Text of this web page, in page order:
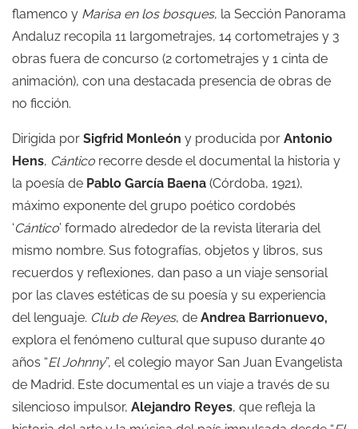
flamenco y Marisa en los bosques, la Sección Panorama
Andaluz recopila 11 largometrajes, 14 cortometrajes y 3
obras fuera de concurso (2 cortometrajes y 1 cinta de
animación), con una destacada presencia de obras de
no ficción.
Dirigida por Sigfrid Monleón y producida por Antonio
Hens, Cántico recorre desde el documental la historia y
la poesía de Pablo García Baena (Córdoba, 1921),
máximo exponente del grupo poético cordobés
‘Cántico’ formado alrededor de la revista literaria del
mismo nombre. Sus fotografías, objetos y libros, sus
recuerdos y reflexiones, dan paso a un viaje sensorial
por las claves estéticas de su poesía y su experiencia
del lenguaje. Club de Reyes, de Andrea Barrionuevo,
explora el fenómeno cultural que supuso durante 40
años “El Johnny”, el colegio mayor San Juan Evangelista
de Madrid. Este documental es un viaje a través de su
silencioso impulsor, Alejandro Reyes, que refleja la